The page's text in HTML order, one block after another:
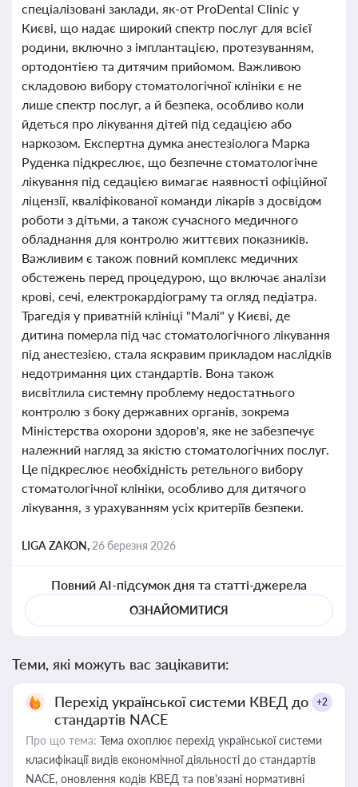
спеціалізовані заклади, як-от ProDental Clinic у
Києві, що надає широкий спектр послуг для всієї
родини, включно з імплантацією, протезуванням,
ортодонтією та дитячим прийомом. Важливою
складовою вибору стоматологічної клініки є не
лише спектр послуг, а й безпека, особливо коли
йдеться про лікування дітей під седацією або
наркозом. Експертна думка анестезіолога Марка
Руденка підкреслює, що безпечне стоматологічне
лікування під седацією вимагає наявності офіційної
ліцензії, кваліфікованої команди лікарів з досвідом
роботи з дітьми, а також сучасного медичного
обладнання для контролю життєвих показників.
Важливим є також повний комплекс медичних
обстежень перед процедурою, що включає аналізи
крові, сечі, електрокардіограму та огляд педіатра.
Трагедія у приватній клініці "Малі" у Києві, де
дитина померла під час стоматологічного лікування
під анестезією, стала яскравим прикладом наслідків
недотримання цих стандартів. Вона також
висвітлила системну проблему недостатнього
контролю з боку державних органів, зокрема
Міністерства охорони здоров'я, яке не забезпечує
належний нагляд за якістю стоматологічних послуг.
Це підкреслює необхідність ретельного вибору
стоматологічної клініки, особливо для дитячого
лікування, з урахуванням усіх критеріїв безпеки.
LIGA ZAKON, 26 березня 2026
Повний AI-підсумок дня та статті-джерела
ОЗНАЙОМИТИСЯ
Теми, які можуть вас зацікавити:
Перехід української системи КВЕД до
стандартів NACE
+2
Про що тема: Тема охоплює перехід української системи
класифікації видів економічної діяльності до стандартів
NACE, оновлення кодів КВЕД та пов'язані нормативні